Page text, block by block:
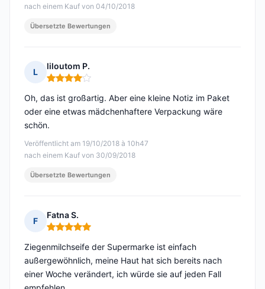
nach einem Kauf von 04/10/2018
Übersetzte Bewertungen
L
liloutom P.
Hinweis: 4 von 5
Veröffentlicht am 19/10/2018 à 10h47
nach einem Kauf von 30/09/2018
Oh, das ist großartig. Aber eine kleine Notiz im Paket
oder eine etwas mädchenhaftere Verpackung wäre
schön.
Übersetzte Bewertungen
F
Fatna S.
Hinweis: 5 von 5
Ziegenmilchseife der Supermarke ist einfach
außergewöhnlich, meine Haut hat sich bereits nach
einer Woche verändert, ich würde sie auf jeden Fall